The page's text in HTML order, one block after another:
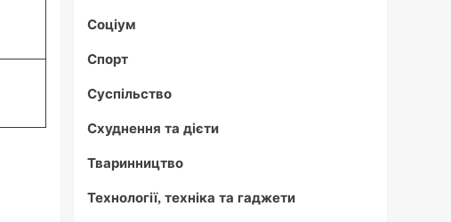
Соціум
Спорт
Суспільство
Схуднення та дієти
Тваринництво
Технології, техніка та гаджети